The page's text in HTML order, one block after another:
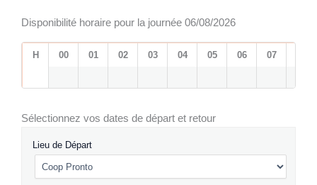
Disponibilité horaire pour la journée 06/08/2026
H 00 01 02 03 04 05 06 07
Sélectionnez vos dates de départ et retour
Lieu de Départ